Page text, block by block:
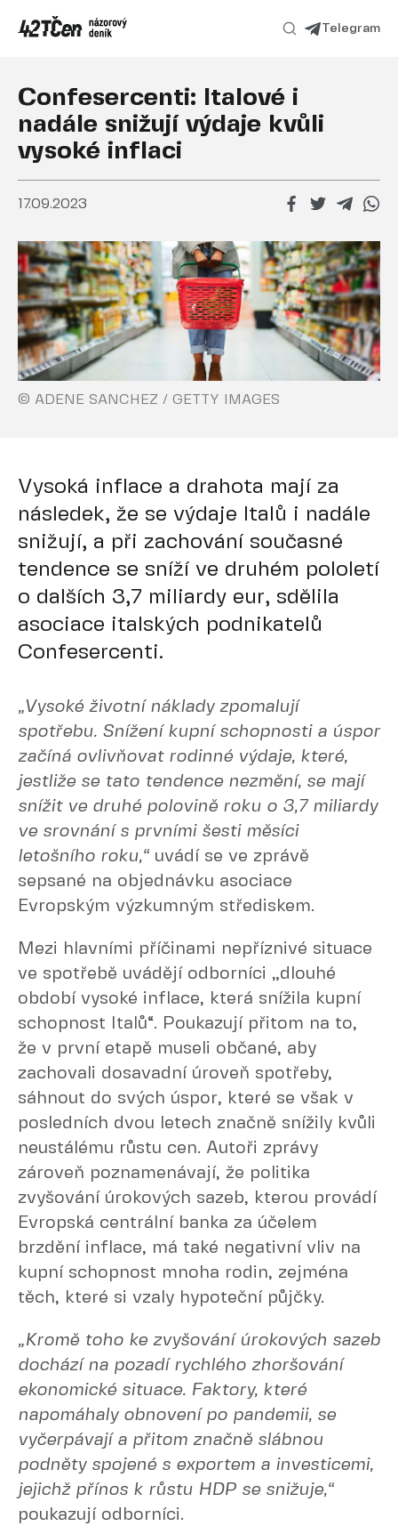
Telegram
Confesercenti: Italové i
nadále snižují výdaje kvůli
vysoké inflaci
17.09.2023
© ADENE SANCHEZ / GETTY IMAGES
Vysoká inflace a drahota mají za
následek, že se výdaje Italů i nadále
snižují, a při zachování současné
tendence se sníží ve druhém pololetí
o dalších 3,7 miliardy eur, sdělila
asociace italských podnikatelů
Confesercenti.
„Vysoké životní náklady zpomalují
spotřebu. Snížení kupní schopnosti a úspor
začíná ovlivňovat rodinné výdaje, které,
jestliže se tato tendence nezmění, se mají
snížit ve druhé polovině roku o 3,7 miliardy
ve srovnání s prvními šesti měsíci
letošního roku,“ uvádí se ve zprávě
sepsané na objednávku asociace
Evropským výzkumným střediskem.
Mezi hlavními příčinami nepříznivé situace
ve spotřebě uvádějí odborníci „dlouhé
období vysoké inflace, která snížila kupní
schopnost Italů“. Poukazují přitom na to,
že v první etapě museli občané, aby
zachovali dosavadní úroveň spotřeby,
sáhnout do svých úspor, které se však v
posledních dvou letech značně snížily kvůli
neustálému růstu cen. Autoři zprávy
zároveň poznamenávají, že politika
zvyšování úrokových sazeb, kterou provádí
Evropská centrální banka za účelem
brzdění inflace, má také negativní vliv na
kupní schopnost mnoha rodin, zejména
těch, které si vzaly hypoteční půjčky.
„Kromě toho ke zvyšování úrokových sazeb
dochází na pozadí rychlého zhoršování
ekonomické situace. Faktory, které
napomáhaly obnovení po pandemii, se
vyčerpávají a přitom značně slábnou
podněty spojené s exportem a investicemi,
jejichž přínos k růstu HDP se snižuje,“
poukazují odborníci.